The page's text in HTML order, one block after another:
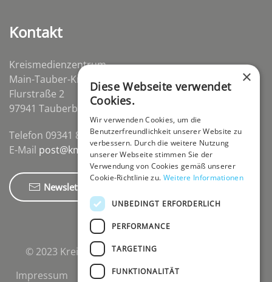
Kontakt
Kreismedienzentrum
Main-Tauber-Kreis
Flurstraße 2
97941 Tauberbischofsheim-Distelhausen
Telefon 09341 84670
E-Mail post@kmz-tbb.de
Newsletter
© 2023 Kreismedienzentrum Main-Tauber-Kreis.
Impressum
Datenschutzerklärung
×
Diese Webseite verwendet
Cookies.
Wir verwenden Cookies, um die
Benutzerfreundlichkeit unserer Website zu
verbessern. Durch die weitere Nutzung
unserer Webseite stimmen Sie der
Verwendung von Cookies gemäß unserer
Cookie-Richtlinie zu. Weitere Informationen
UNBEDINGT ERFORDERLICH
PERFORMANCE
TARGETING
FUNKTIONALITÄT